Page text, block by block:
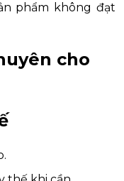
phẩm không đạt
cho